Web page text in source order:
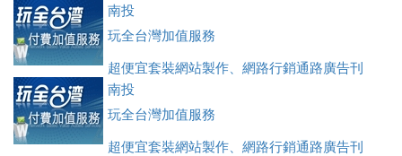
登、訂房系統、客房委託旅行社銷售，全面優惠中....
南投
玩全台灣加值服務
超便宜套裝網站製作、網路行銷通路廣告刊
登、訂房系統、客房委託旅行社銷售，全面優惠中....
南投
玩全台灣加值服務
超便宜套裝網站製作、網路行銷通路廣告刊